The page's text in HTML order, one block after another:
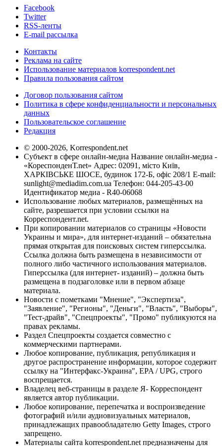
Facebook
Twitter
RSS-ленты
E-mail рассылка
Контакты
Реклама на сайте
Использование материалов korrespondent.net
Правила пользования сайтом
Договор пользования сайтом
Политика в сфере конфиденциальности и персональных
данных
Пользовательское соглашение
Редакция
© 2000-2026, Korrespondent.net
Субъект в сфере онлайн-медиа Название онлайн-медиа -
«КореспонденТ.net» Адрес: 02091, місто Київ,
ХАРКІВСЬКЕ ШОСЕ, будинок 172-Б, офіс 208/1 E-mail:
sunlight@mediadim.com.ua Телефон: 044-205-43-00
Идентификатор медиа - R40-06068
Использование любых материалов, размещённых на
сайте, разрешается при условии ссылки на
Корреспондент.net.
При копировании материалов со страницы «Новости
Украины и мира», для интернет-изданий – обязательна
прямая открытая для поисковых систем гиперссылка.
Ссылка должна быть размещена в независимости от
полного либо частичного использования материалов.
Гиперссылка (для интернет- изданий) – должна быть
размещена в подзаголовке или в первом абзаце
материала.
Новости с пометками "Мнение", "Экспертиза",
"Заявление", "Регионы", "Деньги", "Власть", "Выборы",
"Тест-драйв", "Спецпроекты", "Промо" публикуются на
правах рекламы.
Раздел Спецпроекты создается совместно с
коммерческими партнерами.
Любое копирование, публикация, републикация и
другое распространение информации, которое содержит
ссылку на "Интерфакс-Украина", EPA / UPG, строго
воспрещается.
Владелец веб-страницы в разделе Я- Корреспондент
является автор публикации.
Любое копирование, перепечатка и воспроизведение
фотографий и/или аудиовизуальных материалов,
принадлежащих правообладателю Getty Images, строго
запрещено.
Материалы сайта korrespondent.net предназначены для